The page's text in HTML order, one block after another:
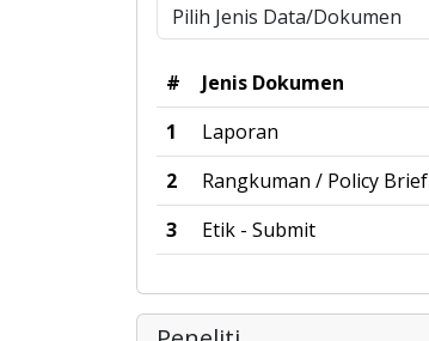
# Jenis Dokumen
1
Laporan
2
Rangkuman / Policy Brief
3
Etik - Submit